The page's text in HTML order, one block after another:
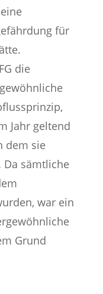
für
die
Jahr geltend
dem sie
sämtliche
war ein
Grund